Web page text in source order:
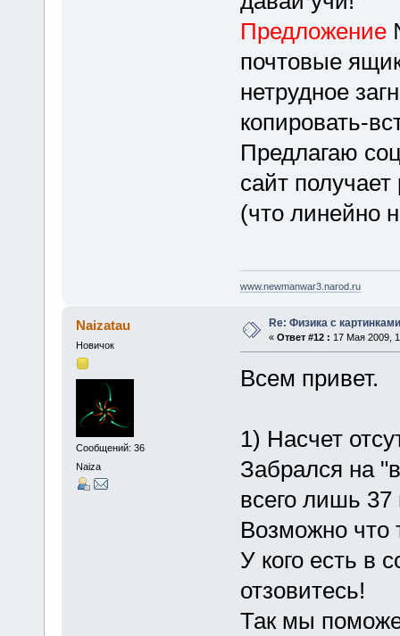
Предложение
почтовые
нетрудное
копировать-
Предлагаю
сайт
(что линейно
www.newmanwar3.narod.ru
Naizatau
Новичок
Сообщений: 36
Naiza
Re: Физика с картинками
« Ответ #12 : 17 Мая 2009,
Всем привет.
1) Насчет
Забрался на
всего лишь 37
Возможно что
У кого есть в
отзовитесь!
Так мы